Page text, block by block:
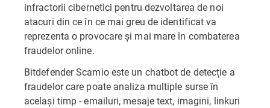
infractorii cibernetici pentru dezvoltarea de noi
atacuri din ce în ce mai greu de identificat va
reprezenta o provocare și mai mare în combaterea
fraudelor online.
Bitdefender Scamio este un chatbot de detecție a
fraudelor care poate analiza multiple surse în
același timp - emailuri, mesaje text, imagini, linkuri